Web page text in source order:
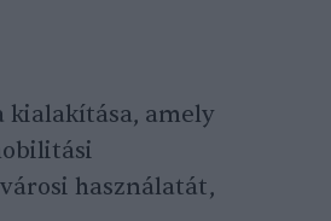
amely
használatát,